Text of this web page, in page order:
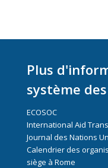
Plus
système
ECOSOC
International Aid
Journal des Nations
Calendrier des
siège à Rome